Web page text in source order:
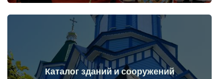
Каталог зданий и сооружений
Перейти